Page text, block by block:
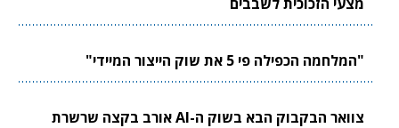
"המלחמה הכפילה פי 5 את שוק הייצור המיידי"
צוואר הבקבוק הבא בשוק ה-AI אורב בקצה שרשרת